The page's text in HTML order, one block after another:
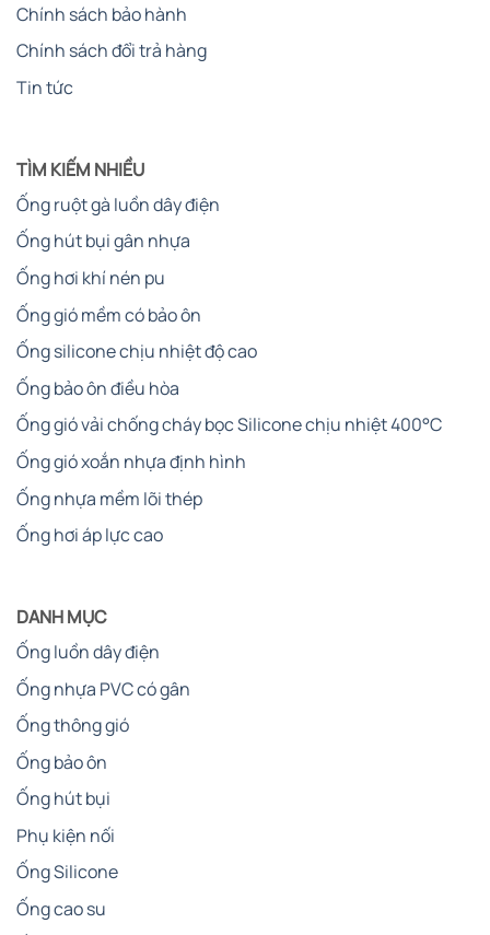
Chính sách bảo hành
Chính sách đổi trả hàng
Tin tức
TÌM KIẾM NHIỀU
Ống ruột gà luồn dây điện
Ống hút bụi gân nhựa
Ống hơi khí nén pu
Ống gió mềm có bảo ôn
Ống silicone chịu nhiệt độ cao
Ống bảo ôn điều hòa
Ống gió vải chống cháy bọc Silicone chịu nhiệt 400°C
Ống gió xoắn nhựa định hình
Ống nhựa mềm lõi thép
Ống hơi áp lực cao
DANH MỤC
Ống luồn dây điện
Ống nhựa PVC có gân
Ống thông gió
Ống bảo ôn
Ống hút bụi
Phụ kiện nối
Ống Silicone
Ống cao su